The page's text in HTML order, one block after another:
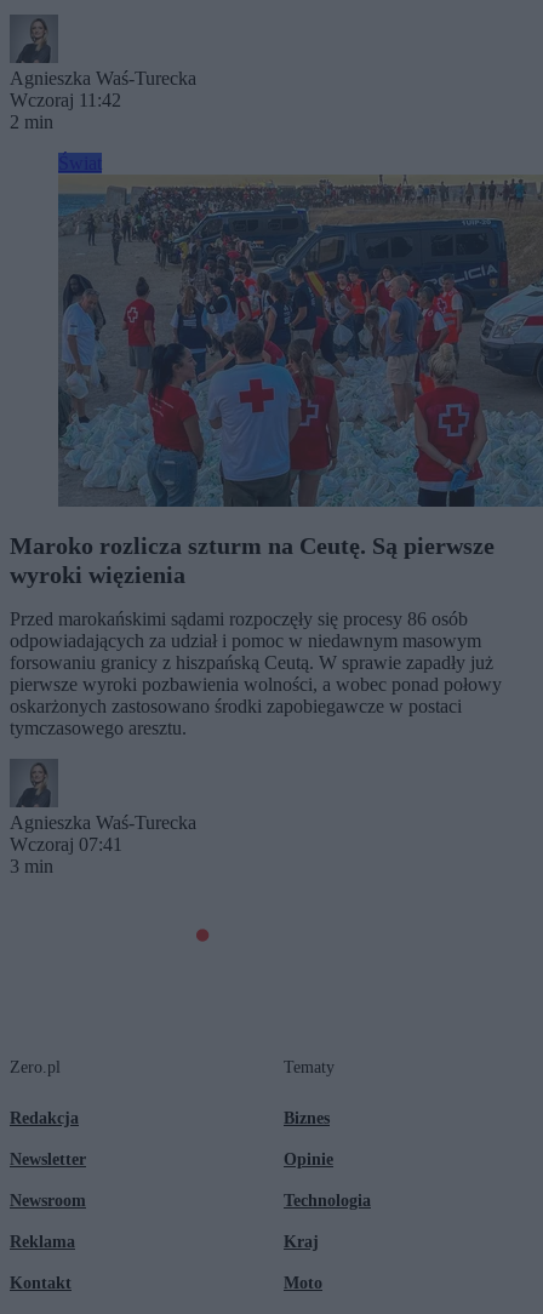
Agnieszka Waś-Turecka
Wczoraj 11:42
2 min
Maroko rozlicza szturm na Ceutę. Są pierwsze
wyroki więzienia
Przed marokańskimi sądami rozpoczęły się procesy 86 osób
odpowiadających za udział i pomoc w niedawnym masowym
forsowaniu granicy z hiszpańską Ceutą. W sprawie zapadły już
pierwsze wyroki pozbawienia wolności, a wobec ponad połowy
oskarżonych zastosowano środki zapobiegawcze w postaci
tymczasowego aresztu.
Agnieszka Waś-Turecka
Wczoraj 07:41
3 min
Zero.pl
Redakcja
Newsletter
Newsroom
Reklama
Kontakt
Tematy
Biznes
Opinie
Technologia
Kraj
Moto